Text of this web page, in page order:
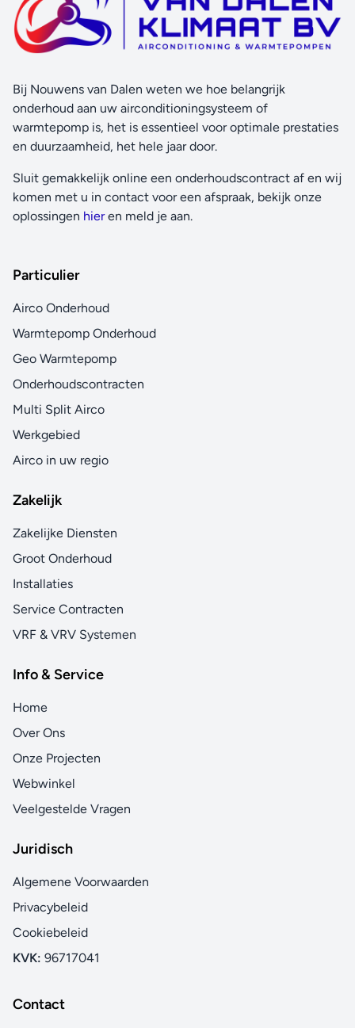
Bij Nouwens van Dalen weten we hoe belangrijk
onderhoud aan uw airconditioningsysteem of
warmtepomp is, het is essentieel voor optimale prestaties
en duurzaamheid, het hele jaar door.
Sluit gemakkelijk online een onderhoudscontract af en wij
komen met u in contact voor een afspraak, bekijk onze
oplossingen hieren meld je aan.
Particulier
Airco Onderhoud
Warmtepomp Onderhoud
Geo Warmtepomp
Onderhoudscontracten
Multi Split Airco
Werkgebied
Airco in uw regio
Zakelijk
Zakelijke Diensten
Groot Onderhoud
Installaties
Service Contracten
VRF & VRV Systemen
Info & Service
Home
Over Ons
Onze Projecten
Webwinkel
Veelgestelde Vragen
Juridisch
Algemene Voorwaarden
Privacybeleid
Cookiebeleid
KVK: 96717041
Contact